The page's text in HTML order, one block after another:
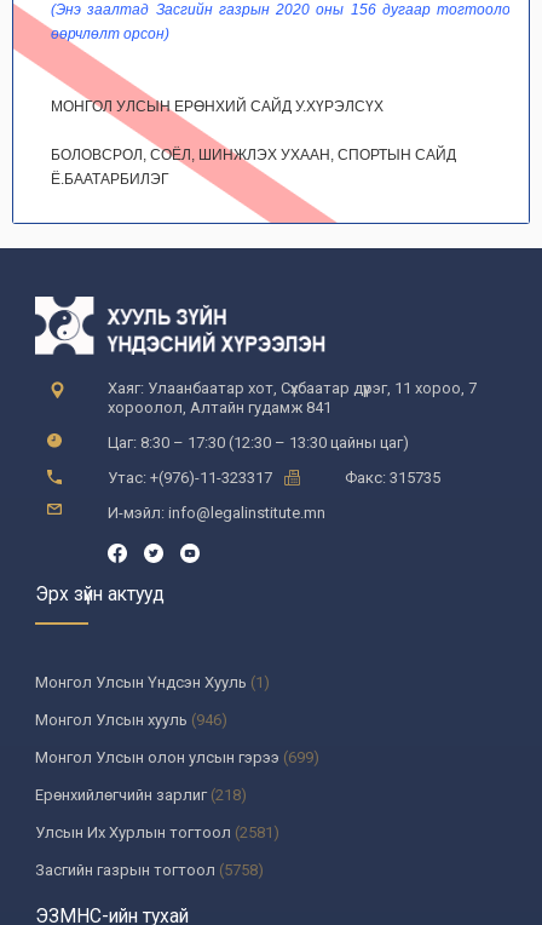
(Энэ заалтад Засгийн газрын 2020 оны 156 дугаар тогтоолоор
өөрчлөлт орсон)
МОНГОЛ УЛСЫН ЕРӨНХИЙ САЙД У.ХҮРЭЛСҮХ
БОЛОВСРОЛ, СОЁЛ, ШИНЖЛЭХ УХААН, СПОРТЫН САЙД
Ё.БААТАРБИЛЭГ
Хаяг: Улаанбаатар хот, Сүхбаатар дүүрэг, 11 хороо, 7
хороолол, Алтайн гудамж 841
Цаг: 8:30 – 17:30 (12:30 – 13:30 цайны цаг)
Утас: +(976)-11-323317
Факс: 315735
И-мэйл: info@legalinstitute.mn
Эрх зүйн актууд
Монгол Улсын Үндсэн Хууль (1)
Монгол Улсын хууль (946)
Монгол Улсын олон улсын гэрээ (699)
Ерөнхийлөгчийн зарлиг(218)
Улсын Их Хурлын тогтоол (2581)
Засгийн газрын тогтоол (5758)
Үндсэн хуулийн цэцийн шийдвэр
ЭЗМНС-ийн тухай